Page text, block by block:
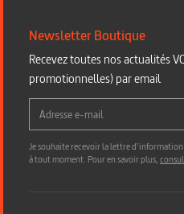
Newsletter Boutique
Recevez toutes nos actualités
promotionnelles) par email
Je souhaite recevoir la lettre
à tout moment. Pour en savoir plus,